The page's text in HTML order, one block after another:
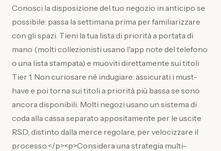
Conosci la disposizione del tuo negozio in anticipo se
possibile: passa la settimana prima per familiarizzare
con gli spazi. Tieni la tua lista di priorità a portata di
mano (molti collezionisti usano l'app note del telefono
o una lista stampata) e muoviti direttamente sui titoli
Tier 1. Non curiosare né indugiare: assicurati i must-
have e poi torna sui titoli a priorità più bassa se sono
ancora disponibili. Molti negozi usano un sistema di
coda alla cassa separato appositamente per le uscite
RSD, distinto dalla merce regolare, per velocizzare il
processo.</p><p>Considera una strategia multi-